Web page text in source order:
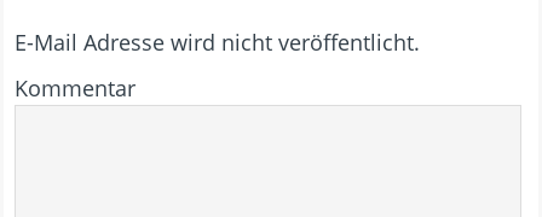
E-Mail Adresse wird nicht veröffentlicht.
Kommentar